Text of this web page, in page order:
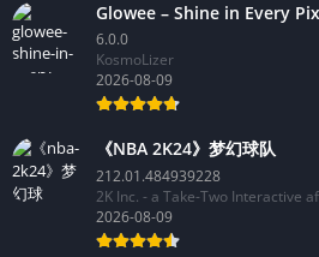
Glowee – Shine in Every
6.0.0
KosmoLizer
2026-08-09
《NBA 2K24》梦幻球队
212.01.484939228
2K Inc. - a Take-Two Interactive
2026-08-09